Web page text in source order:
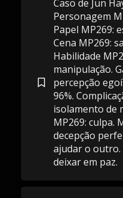
Caso de Jun
Personagem
Papel MP269:
Cena MP269:
Habilidade
manipulação.
percepção
96%.
isolamento de
MP269: culpa.
decepção
ajudar o outro.
deixar em paz.